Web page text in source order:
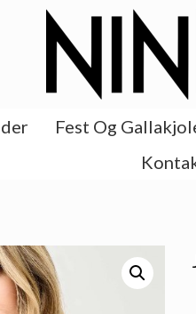
Fest Og